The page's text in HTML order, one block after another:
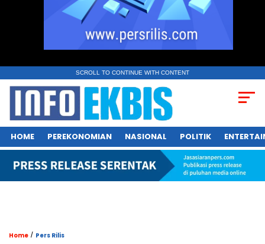
SCROLL TO CONTINUE WITH CONTENT
HOME PEREKONOMIAN NASIONAL POLITIK
Home / Pers Rilis